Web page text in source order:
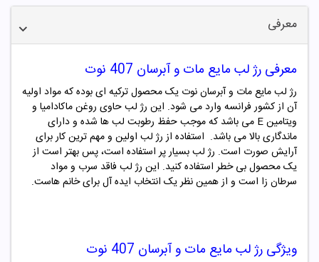
معرفی
معرفی رژ لب مایع مات و آبرسان 407 نوت
رژ لب مایع مات و آبرسان نوت یک محصول ترکیه ای بوده که مواد اولیه
آن از کشور فرانسه وارد می شود. این رژ لب حاوی روغن ماکادامیا و
ویتامین E می باشد که موجب حفظ رطوبت لب ها شده و دارای
ماندگاری بالا می باشد. استفاده از رژ لب اولین و مهم ترین کار برای
آرایش صورت است. رژ لب بسیار پر استفاده است، پس بهتر است از
یک محصول بی خطر استفاده کنید. این رژ لب فاقد سرب و مواد
سرطان زا است و از همین نظر یک انتخاب ایده آل برای خانم هاست.
ویژگی رژ لب مایع مات و آبرسان 407 نوت